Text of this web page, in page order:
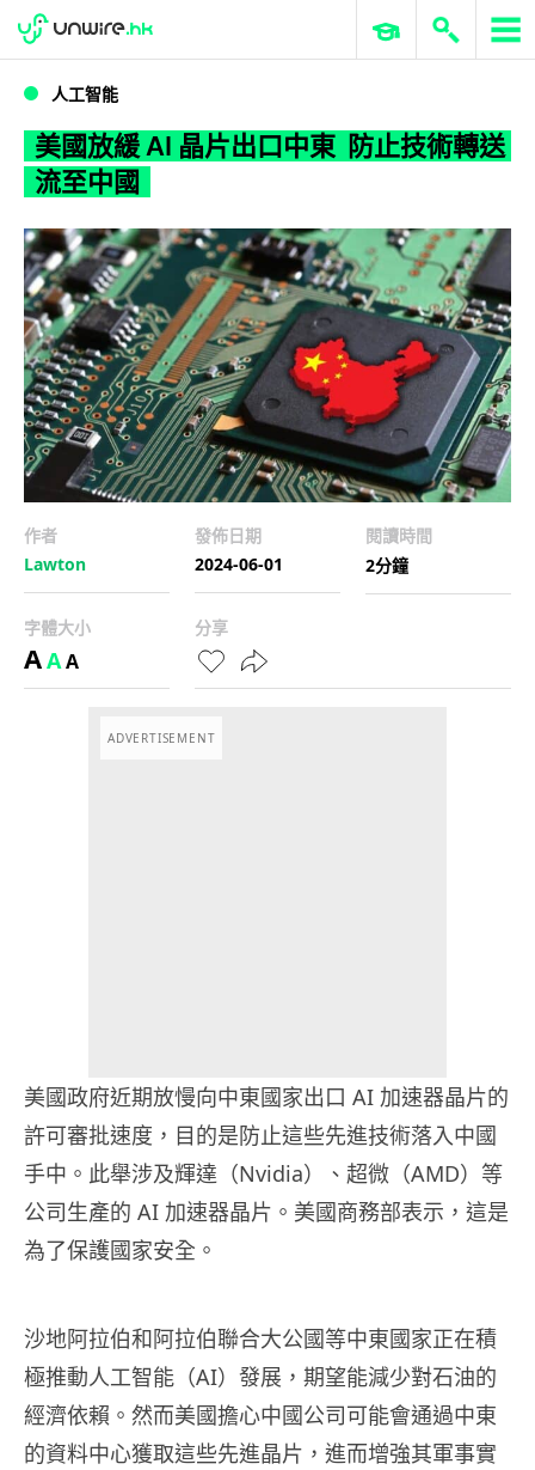
WWDC 2026 ERP 與商業 AI
人工智能
美國放緩 AI 晶片出口中東 防止技術轉送
流至中國
作者
Lawton
發佈日期
2024-06-01
閱讀時間
2分鐘
字體大小
AAA
分享
ADVERTISEMENT
美國政府近期放慢向中東國家出口 AI 加速器晶片的
許可審批速度，目的是防止這些先進技術落入中國
手中。此舉涉及輝達（Nvidia）、超微（AMD）等
公司生產的 AI 加速器晶片。美國商務部表示，這是
為了保護國家安全。
沙地阿拉伯和阿拉伯聯合大公國等中東國家正在積
極推動人工智能（AI）發展，期望能減少對石油的
經濟依賴。然而美國擔心中國公司可能會通過中東
的資料中心獲取這些先進晶片，進而增強其軍事實